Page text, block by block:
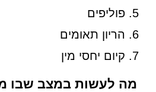
פוליפים
הריון תאומים
קיום יחסי מין
מה לעשות במצב שבו